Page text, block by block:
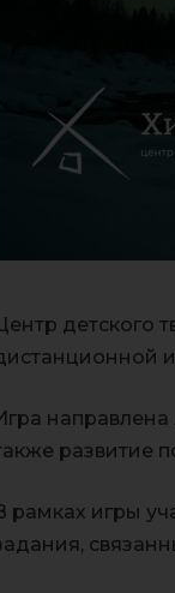
детского
развитие
рамках игры